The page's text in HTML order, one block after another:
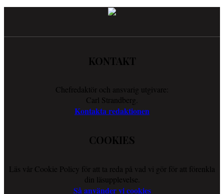
KONTAKT
Chefredaktör och ansvarig utgivare:
Carl Strandberg.
Kontakta redaktionen
COOKIES
Läs vår Cookie Policy för att ta reda på vad vi gör för att förenkla
din läsupplevelse.
Så använder vi cookies